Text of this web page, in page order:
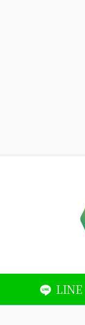
LINE
中壢醫療器材｜
ABOUT